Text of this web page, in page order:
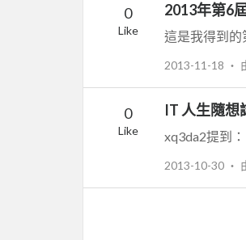
0
Like
2013年第6
2013-11-18 ‧
0
Like
IT 人生隨想
2013-10-30 ‧